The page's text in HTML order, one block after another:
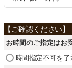
寝具
お時間のご指定はお
時間指定不可を了